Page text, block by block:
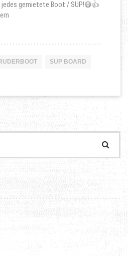
gemietete Boot / SUP!😷👍
MIT GESICHTSMASKEN /
SUP BOARD